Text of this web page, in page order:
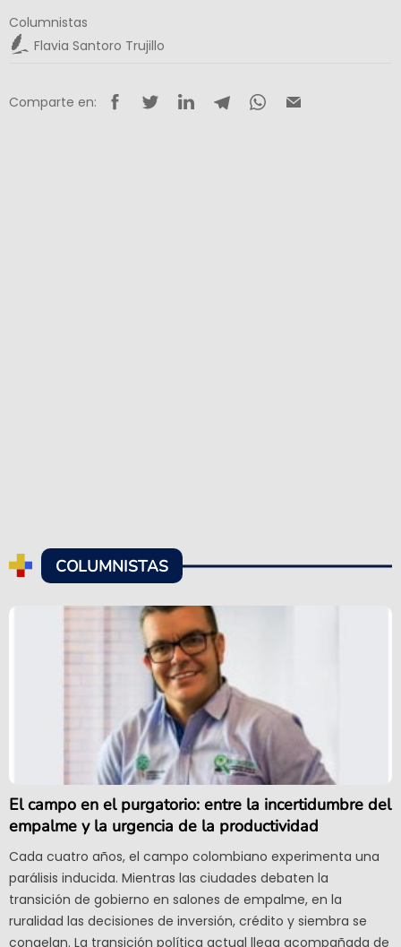
Columnistas
Flavia Santoro Trujillo
Comparte en:
COLUMNISTAS
El campo en el purgatorio: entre la incertidumbre del
empalme y la urgencia de la productividad
Cada cuatro años, el campo colombiano experimenta una
parálisis inducida. Mientras las ciudades debaten la
transición de gobierno en salones de empalme, en la
ruralidad las decisiones de inversión, crédito y siembra se
congelan. La transición política actual llega acompañada de